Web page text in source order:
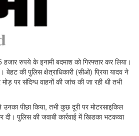
रुपये के इनामी बदमाश को गिरफ्तार कर लिया।
की पुलिस क्षेत्राधिकारी (सीओ) प्रिया यादव ने
पर संदिग्ध वाहनों की जांच की जा रही थी तभी
पीछा किया, तभी कुछ दूरी पर मोटरसाइकिल
पुलिस की जवाबी कार्रवाई में खिडका भटकव्वा